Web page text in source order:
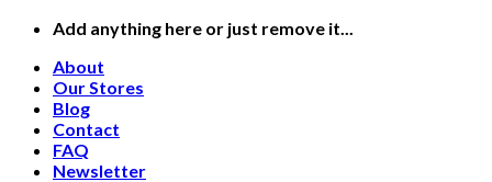
Skip
content
Add anything here or just remove it...
About
Our Stores
Blog
Contact
FAQ
Newsletter